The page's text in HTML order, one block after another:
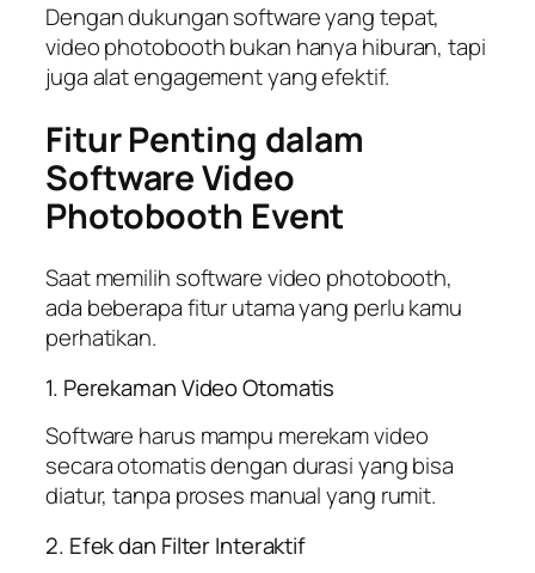
Dengan dukungan software yang tepat,
video photobooth bukan hanya hiburan, tapi
juga alat engagement yang efektif.
Fitur Penting dalam
Software Video
Photobooth Event
Saat memilih software video photobooth,
ada beberapa fitur utama yang perlu kamu
perhatikan.
1. Perekaman Video Otomatis
Software harus mampu merekam video
secara otomatis dengan durasi yang bisa
diatur, tanpa proses manual yang rumit.
2. Efek dan Filter Interaktif